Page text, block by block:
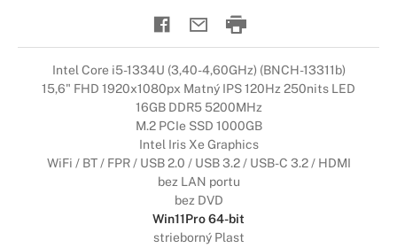
Intel Core i5-1334U (3,40-4,60GHz) (BNCH-13311b)
15,6" FHD 1920x1080px Matný IPS 120Hz 250nits LED
16GB DDR5 5200MHz
M.2 PCIe SSD 1000GB
Intel Iris Xe Graphics
WiFi / BT / FPR / USB 2.0 / USB 3.2 / USB-C 3.2 / HDMI
bez LAN portu
bez DVD
Win11Pro 64-bit
strieborný Plast